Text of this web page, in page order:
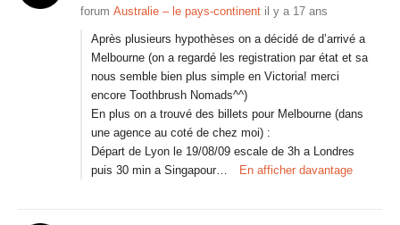
forum Australie – le pays-continent il y a 17 ans
Après plusieurs hypothèses on a décidé de d’arrivé a
Melbourne (on a regardé les registration par état et sa
nous semble bien plus simple en Victoria! merci
encore Toothbrush Nomads^^)
En plus on a trouvé des billets pour Melbourne (dans
une agence au coté de chez moi) :
Départ de Lyon le 19/08/09 escale de 3h a Londres
puis 30 min a Singapour…
En afficher davantage